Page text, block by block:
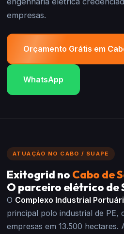
empresas.
Orçamento Grátis em
WhatsApp
ATUAÇÃO NO CABO / SUAPE
Exitogrid no Cabo de
O parceiro elétrico de
O Complexo Industrial
principal polo industrial de PE,
empresas em 13.500 hectares.